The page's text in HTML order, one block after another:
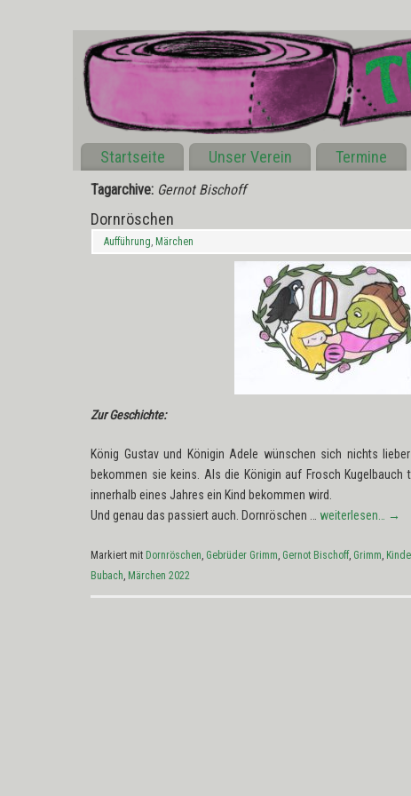
Startseite Unser Verein Termine
Tagarchive: Gernot Bischoff
Dornröschen
Aufführung, Märchen
Zur Geschichte:
König Gustav und Königin Adele wünschen sich nichts
bekommen sie keins. Als die Königin auf Frosch
innerhalb eines Jahres ein Kind bekommen wird.
Und genau das passiert auch. Dornröschen … weiterlesen… →
Markiert mit Dornröschen, Gebrüder Grimm, Gernot Bischoff, Grimm,
Bubach, Märchen 2022